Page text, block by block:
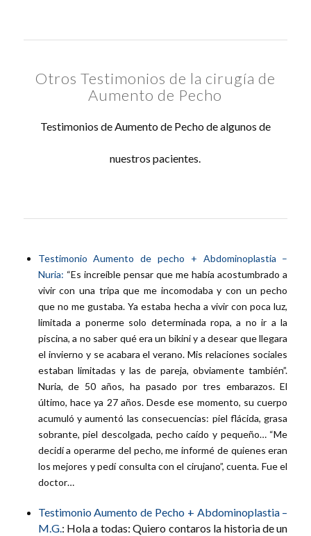
Otros Testimonios de la cirugía de
Aumento de Pecho
Testimonios de Aumento de Pecho de algunos de
nuestros pacientes.
Testimonio Aumento de pecho + Abdominoplastia –
Nuria: “Es increíble pensar que me había acostumbrado a
vivir con una tripa que me incomodaba y con un pecho
que no me gustaba. Ya estaba hecha a vivir con poca luz,
limitada a ponerme solo determinada ropa, a no ir a la
piscina, a no saber qué era un bikini y a desear que llegara
el invierno y se acabara el verano. Mis relaciones sociales
estaban limitadas y las de pareja, obviamente también”.
Nuria, de 50 años, ha pasado por tres embarazos. El
último, hace ya 27 años. Desde ese momento, su cuerpo
acumuló y aumentó las consecuencias: piel flácida, grasa
sobrante, piel descolgada, pecho caído y pequeño… “Me
decidí a operarme del pecho, me informé de quienes eran
los mejores y pedí consulta con el cirujano”, cuenta. Fue el
doctor…
Testimonio Aumento de Pecho + Abdominoplastia –
M.G.: Hola a todas: Quiero contaros la historia de un